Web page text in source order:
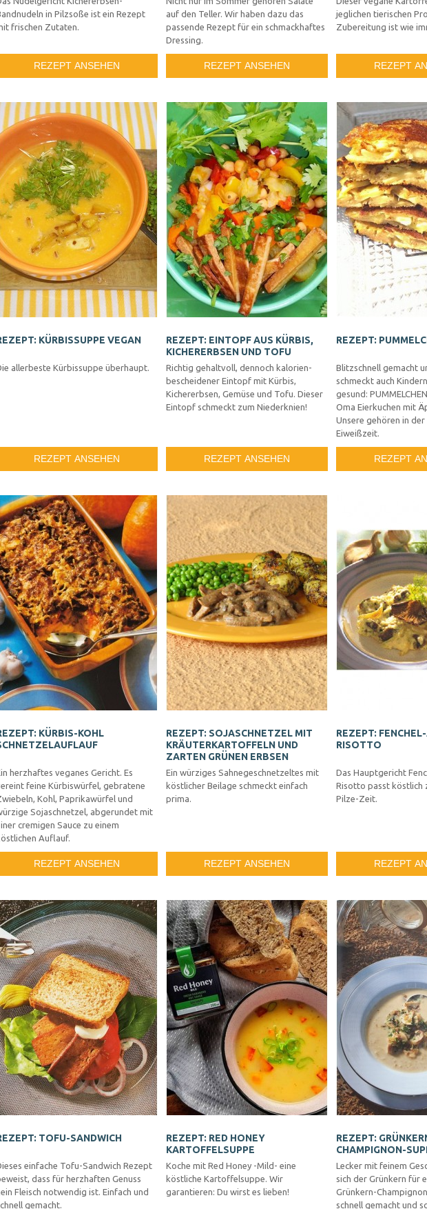
in Pilzsoße ist ein Rezept
frischen Zutaten.
REZEPT ANSEHEN
auf den Teller. Wir haben dazu das
passende Rezept für ein schmackhaftes
Dressing.
REZEPT ANSEHEN
jeglichen tierischen
Zubereitung ist wie
REZEPT
KÜRBISSUPPE VEGAN
allerbeste Kürbissuppe überhaupt.
REZEPT ANSEHEN
REZEPT: EINTOPF AUS KÜRBIS,
KICHERERBSEN UND TOFU
Richtig gehaltvoll, dennoch kalorien-
bescheidener Eintopf mit Kürbis,
Kichererbsen, Gemüse und Tofu. Dieser
Eintopf schmeckt zum Niederknien!
REZEPT ANSEHEN
REZEPT:
Blitzschnell gemacht
schmeckt auch
gesund:
Oma Eierkuchen mit
Unsere gehören in
Eiweißzeit.
REZEPT
KÜRBIS-KOHL
herzhaftes veganes Gericht. Es
feine Kürbiswürfel, gebratene
Kohl, Paprikawürfel und
Sojaschnetzel, abgerundet mit
cremigen Sauce zu einem
Auflauf.
REZEPT ANSEHEN
REZEPT: SOJASCHNETZEL MIT
KRÄUTERKARTOFFELN UND
ZARTEN GRÜNEN ERBSEN
Ein würziges Sahnegeschnetzeltes mit
köstlicher Beilage schmeckt einfach
prima.
REZEPT ANSEHEN
REZEPT:
RISOTTO
Das Hauptgericht
Risotto passt köstlich
Pilze-Zeit.
REZEPT
TOFU-SANDWICH
einfache Tofu-Sandwich Rezept
dass für herzhaften Genuss
Fleisch notwendig ist. Einfach und
gemacht.
REZEPT: RED HONEY
KARTOFFELSUPPE
Koche mit Red Honey -Mild- eine
köstliche Kartoffelsuppe. Wir
garantieren: Du wirst es lieben!
REZEPT:
CHAMPIGNON-
Lecker mit feinem
sich der Grünkern für
Grünkern-
schnell gemacht und